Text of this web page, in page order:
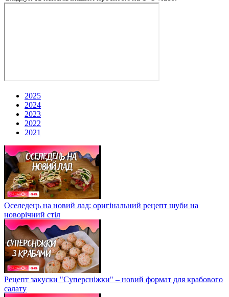
2025
2024
2023
2022
2021
Оселедець на новий лад: оригінальний рецепт шуби на
новорічний стіл
Рецепт закуски "Суперсніжки" – новий формат для крабового
салату